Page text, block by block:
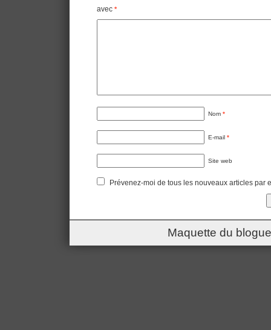
avec *
Nom *
E-mail *
Site web
Prévenez-moi de tous les nouveaux articles par
Maquette du